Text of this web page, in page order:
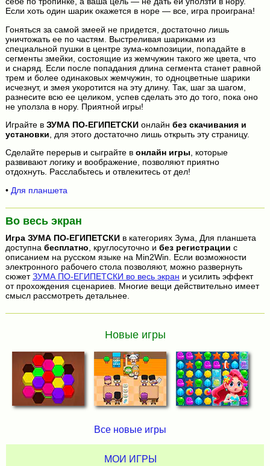
Если хоть один шарик окажется в норе — все, игра проиграна!
Гоняться за самой змеей не придется, достаточно лишь
уничтожать ее по частям. Выстреливая шариками из
специальной пушки в центре зума-композиции, попадайте в
сегменты змейки, состоящие из жемчужин такого же цвета, что
и снаряд. Если после попадания длина сегмента станет равной
трем и более одинаковых жемчужин, то одноцветные шарики
исчезнут, и змея укоротится на эту длину. Так, шаг за шагом,
разнесите всю ее целиком, успев сделать это до того, пока оно
не уползла в нору. Приятной игры!
Играйте в ЗУМА ПО-ЕГИПЕТСКИонлайн без скачивания и
установки , для этого достаточно лишь открыть эту страницу.
Сделайте перерыв и сыграйте в онлайн игры, которые
развивают логику и воображение, позволяют приятно
отдохнуть. Расслабьтесь и отвлекитесь от дел!
• Для планшета
Во весь экран
Игра ЗУМА ПО-ЕГИПЕТСКИв категориях Зума, Для планшета
доступна бесплатно , круглосуточно и без регистрации с
описанием на русском языке на Min2Win. Если возможности
электронного рабочего стола позволяют, можно развернуть
сюжетЗУМА ПО-ЕГИПЕТСКИ во весь экран и усилить эффект
от прохождения сценариев. Многие вещи действительно имеет
смысл рассмотреть детальнее.
Новые игры
Все новые игры
МОИ ИГРЫ